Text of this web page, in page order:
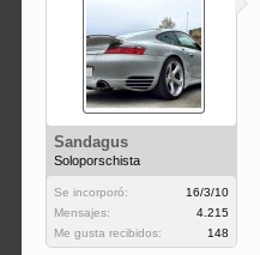
Sandagus
Soloporschista
Se incorporó:
16/3/10
Mensajes:
4.215
Me gusta recibidos:
148